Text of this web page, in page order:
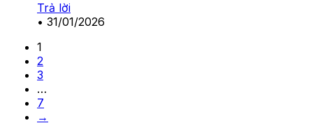
Trả lời
• 31/01/2026
1
2
3
…
7
→